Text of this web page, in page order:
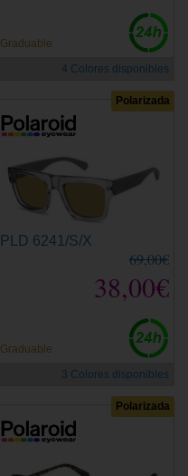
Graduable
4 Colores disponibles
Polarizada
PLD 6241/S/X
69,00€
38,00€
Graduable
3 Colores disponibles
Polarizada